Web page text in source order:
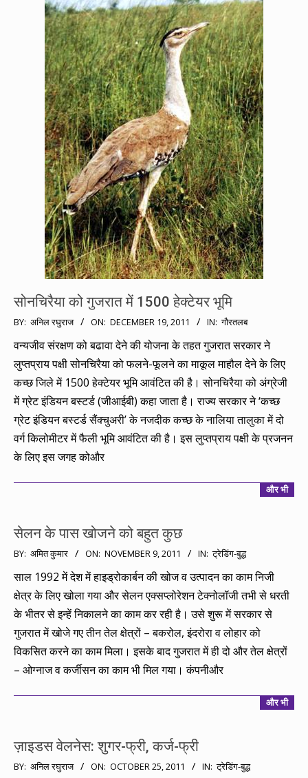
सोनचिरैया को गुजरात में 1500 हेक्टेयर भूमि
2011-
BY: अनिल रघुराज ON: DECEMBER 19, 2011 IN: गौरतलब
वन्यजीव संरक्षण को बढावा देने की योजना के तहत गुजरात सरकार ने
लुप्तप्राय पक्षी सोनचिरैया को फलने-फूलने का माकूल माहौल देने के लिए
कच्छ जिले में 1500 हेक्टेयर भूमि आवंटित की है। सोनचिरैया को अंग्रेजी
में ग्रेट इंडियन बस्टर्ड (जीआईबी) कहा जाता है। राज्य सरकार ने ‘कच्छ
ग्रेट इंडियन बस्टर्ड सैंक्चुअरी’ के नजदीक कच्छ के नालिया तालुका में दो
वर्ग किलोमीटर में फैली भूमि आवंटित की है। इस लुप्तप्राय पक्षी के प्रजनन
के लिए इस जगह कोऔर
और भी
सेलन के पास खोजने को बहुत कुछ
2011-
09
BY: अमित कुमार ON: NOVEMBER 9, 2011 IN: ट्रेडिंग-बुद्ध
साल 1992 में देश में हाइड्रोकार्बन की खोज व उत्पादन का काम निजी
क्षेत्र के लिए खोला गया और सेलन एक्सप्लोरेशन टेक्नोलॉजी तभी से धरती
के भीतर से इन्हें निकालने का काम कर रही है। उसे शुरू में सरकार से
गुजरात में खोजे गए तीन तेल क्षेत्रों – बकरोल, इंदरोरा व लोहार को
विकसित करने का काम मिला। इसके बाद गुजरात में ही दो और तेल क्षेत्रों
– ओग्नाज व कर्जीसन का काम भी मिल गया। कंपनीऔर
और भी
ज़ाइडस वेलनेस: शुगर-फ्री, कर्ज-फ्री
2011-
BY: अनिल रघुराज ON: OCTOBER 25, 2011 IN: ट्रेडिंग-बुद्ध